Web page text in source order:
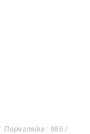
Переглядів : 986